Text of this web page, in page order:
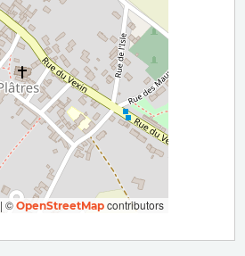
| ©OpenStreetMap contributors